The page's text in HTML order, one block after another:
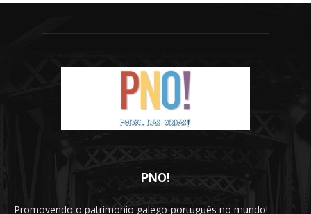
PNO!
Promovendo o patrimonio galego-portugués no mundo!